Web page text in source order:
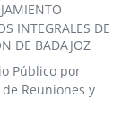
INTEGRALES DE
DE BADAJOZ
Público por
Reuniones y